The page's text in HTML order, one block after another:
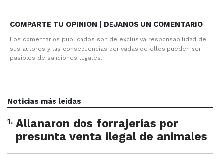
COMPARTE TU OPINION | DEJANOS UN COMENTARIO
Los comentarios publicados son de exclusiva responsabilidad de
sus autores y las consecuencias derivadas de ellos pueden ser
pasibles de sanciones legales.
Noticias más leídas
1. Allanaron dos forrajerías por
presunta venta ilegal de animales